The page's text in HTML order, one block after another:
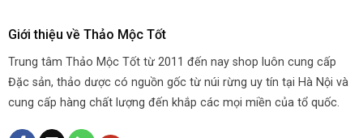
Giới thiệu về Thảo Mộc Tốt
Trung tâm Thảo Mộc Tốt từ 2011 đến nay shop luôn cung cấp
Đặc sản, thảo dược có nguồn gốc từ núi rừng uy tín tại Hà Nội và
cung cấp hàng chất lượng đến khắp các mọi miền của tổ quốc.